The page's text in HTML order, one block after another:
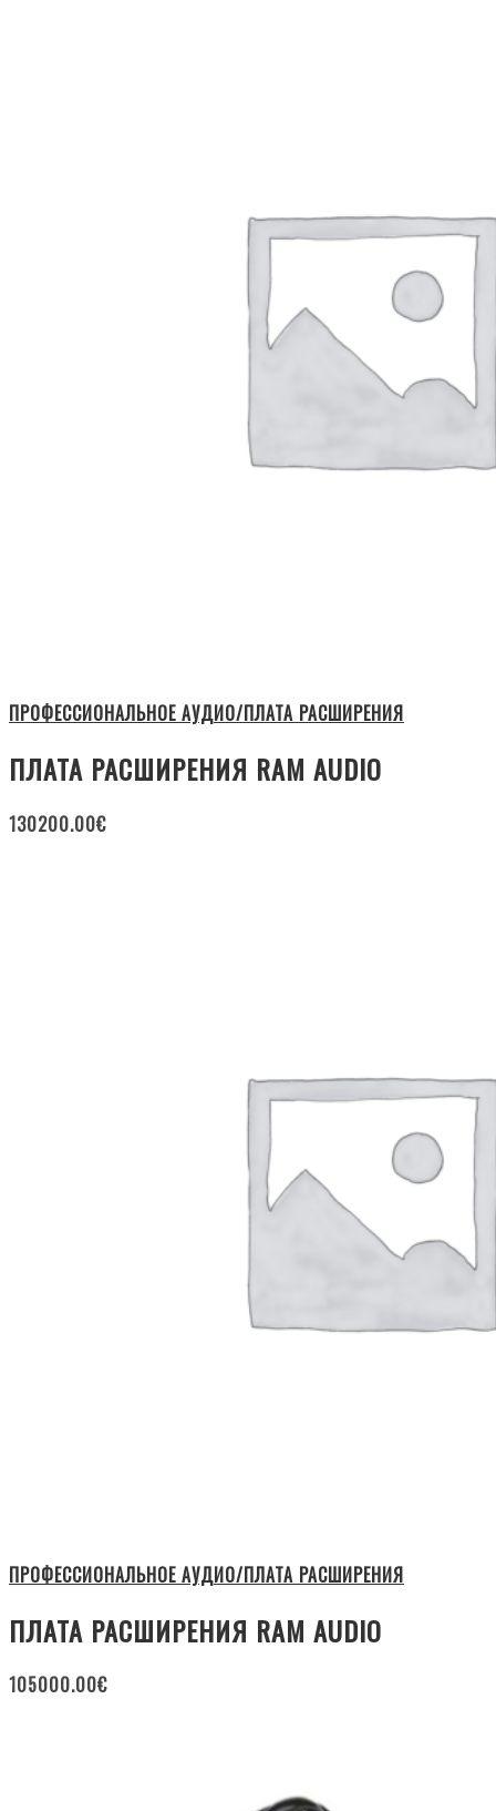
ПРОФЕССИОНАЛЬНОЕ АУДИО/ПЛАТА РАСШИРЕНИЯ
ПЛАТА РАСШИРЕНИЯ RAM AUDIO
130200.00€
ПРОФЕССИОНАЛЬНОЕ АУДИО/ПЛАТА РАСШИРЕНИЯ
ПЛАТА РАСШИРЕНИЯ RAM AUDIO
105000.00€